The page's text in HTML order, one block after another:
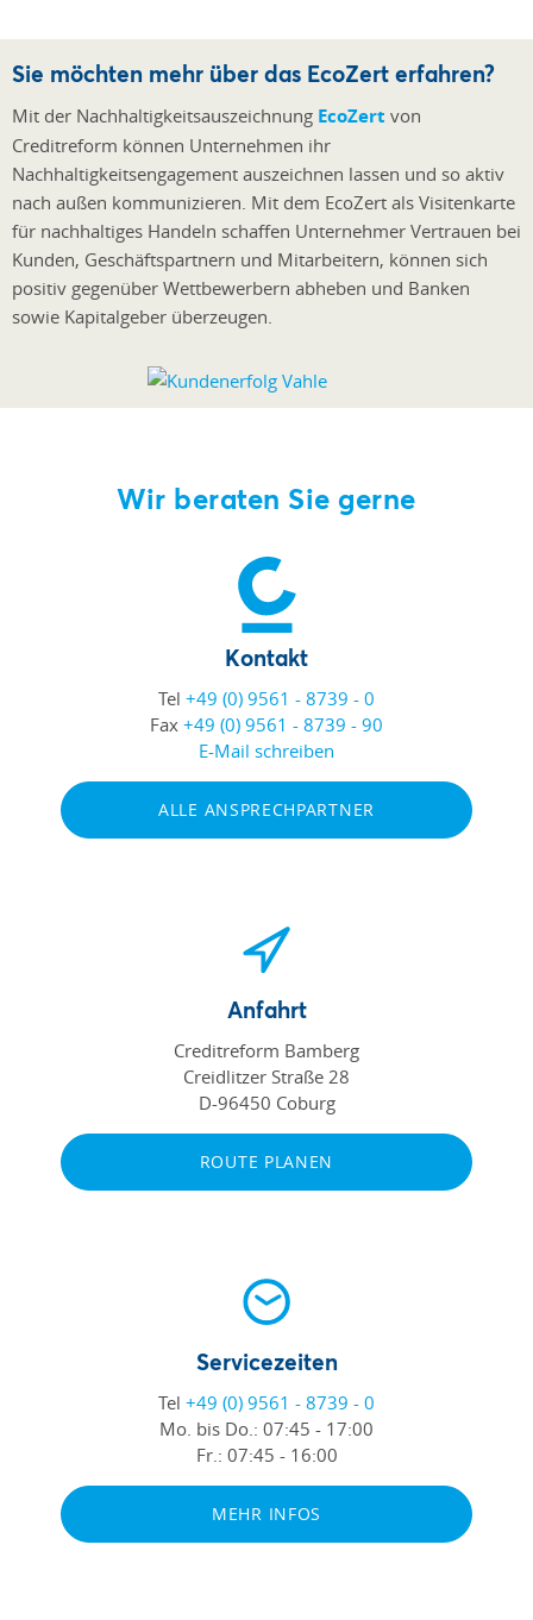
Sie möchten mehr über das EcoZert erfahren?
Mit der Nachhaltigkeitsauszeichnung EcoZert von
Creditreform können Unternehmen ihr
Nachhaltigkeitsengagement auszeichnen lassen und so aktiv
nach außen kommunizieren. Mit dem EcoZert als Visitenkarte
für nachhaltiges Handeln schaffen Unternehmer Vertrauen bei
Kunden, Geschäftspartnern und Mitarbeitern, können sich
positiv gegenüber Wettbewerbern abheben und Banken
sowie Kapitalgeber überzeugen.
Wir beraten Sie gerne
Kontakt
Tel +49 (0) 9561 - 8739 - 0
Fax +49 (0) 9561 - 8739 - 90
E-Mail schreiben
ALLE ANSPRECHPARTNER
Anfahrt
Creditreform Bamberg
Creidlitzer Straße 28
D-96450 Coburg
ROUTE PLANEN
Servicezeiten
Tel +49 (0) 9561 - 8739 - 0
Mo. bis Do.: 07:45 - 17:00
Fr.: 07:45 - 16:00
MEHR INFOS